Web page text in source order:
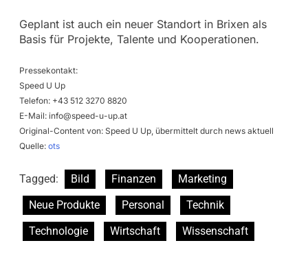
Geplant ist auch ein neuer Standort in Brixen als
Basis für Projekte, Talente und Kooperationen.
Pressekontakt:
Speed U Up
Telefon: +43 512 3270 8820
E-Mail: info@speed-u-up.at
Original-Content von: Speed U Up, übermittelt durch news aktuell
Quelle: ots
Tagged: Bild Finanzen
Marketing
Neue Produkte
Personal
Technik
Technologie
Wirtschaft Wissenschaft